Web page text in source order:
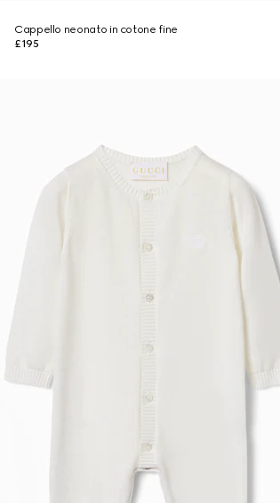
Cappello neonato in cotone fine
£195